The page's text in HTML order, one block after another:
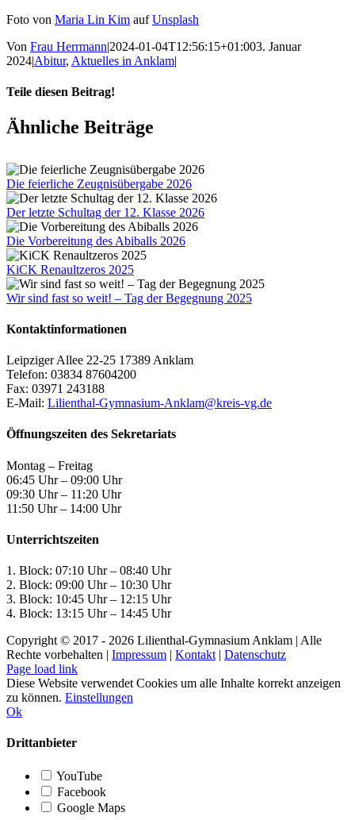
Foto von Maria Lin Kim aufUnsplash
Von Frau Herrmann|2024-01-04T12:56:15+01:003. Januar
2024|Abitur, Aktuelles in Anklam|
Teile diesen Beitrag!
Facebook
X
Tumblr
Pinterest
E-
Mail
Ähnliche Beiträge
Die feierliche Zeugnisübergabe 2026
Der letzte Schultag der 12. Klasse 2026
Die Vorbereitung des Abiballs 2026
KiCK Renaultzeros 2025
Wir sind fast so weit! – Tag der Begegnung 2025
Kontaktinformationen
Leipziger Allee 22-25 17389 Anklam
Telefon: 03834 87604200
Fax: 03971 243188
E-Mail: Lilienthal-Gymnasium-Anklam@kreis-vg.de
Öffnungszeiten des Sekretariats
Montag – Freitag
06:45 Uhr – 09:00 Uhr
09:30 Uhr – 11:20 Uhr
11:50 Uhr – 14:00 Uhr
Unterrichtszeiten
1. Block: 07:10 Uhr – 08:40 Uhr
2. Block: 09:00 Uhr – 10:30 Uhr
3. Block: 10:45 Uhr – 12:15 Uhr
4. Block: 13:15 Uhr – 14:45 Uhr
Copyright © 2017 - 2026 Lilienthal-Gymnasium Anklam | Alle
Rechte vorbehalten | Impressum | Kontakt | Datenschutz
Page load link
Diese Website verwendet Cookies um alle Inhalte korrekt anzeigen
zu können. Einstellungen
Ok
Drittanbieter
YouTube
Facebook
Google Maps